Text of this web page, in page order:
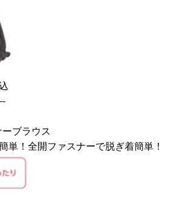
ブラウス
単！全開ファスナーで脱ぎ着簡単！